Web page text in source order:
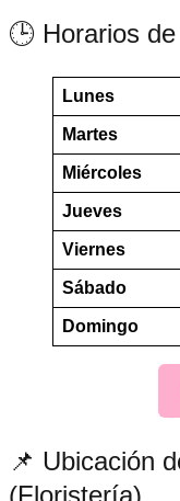
🕒 Horarios
Lunes
Martes
Miércoles
Jueves
Viernes
Sábado
Domingo
📌 Ubicación
(Floristería)